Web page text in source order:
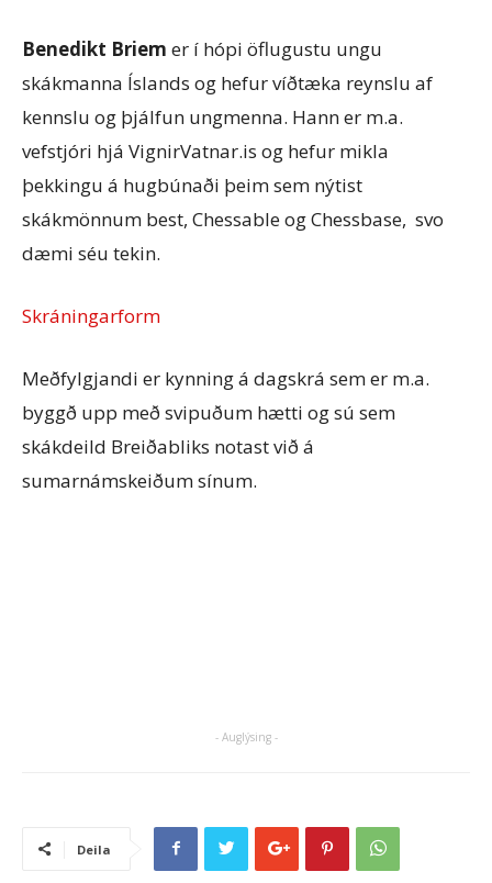
Benedikt Briem er í hópi öflugustu ungu
skákmanna Íslands og hefur víðtæka reynslu af
kennslu og þjálfun ungmenna. Hann er m.a.
vefstjóri hjá VignirVatnar.is og hefur mikla
þekkingu á hugbúnaði þeim sem nýtist
skákmönnum best, Chessable og Chessbase, svo
dæmi séu tekin.
Skráningarform
Meðfylgjandi er kynning á dagskrá sem er m.a.
byggð upp með svipuðum hætti og sú sem
skákdeild Breiðabliks notast við á
sumarnámskeiðum sínum.
- Auglýsing -
Deila